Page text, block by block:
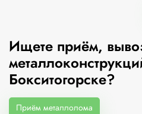
Ищете приём,
Бокситогорске?
Приём металлолома